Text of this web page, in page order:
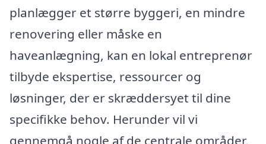
planlægger et større byggeri, en mindre
renovering eller måske en
haveanlægning, kan en lokal entreprenør
tilbyde ekspertise, ressourcer og
løsninger, der er skræddersyet til dine
specifikke behov. Herunder vil vi
gennemgå nogle af de centrale områder,